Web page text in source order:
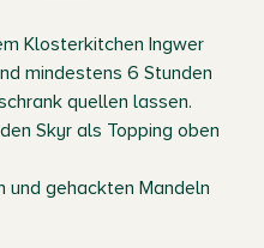
Klosterkitchen Ingwer
mindestens 6 Stunden
quellen lassen.
Skyr als Topping oben
gehackten Mandeln